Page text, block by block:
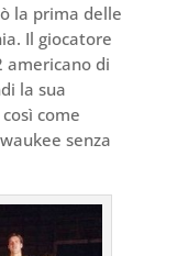
la prima delle
Il giocatore
americano di
la sua
come
senza